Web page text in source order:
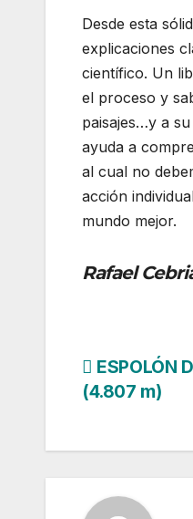
Desde esta
explicaciones
científico. Un
el proceso y
paisajes…y a
ayuda a
al cual no
acción
mundo mejor.
Rafael
de
ESPOLÓN
(4.807 m)